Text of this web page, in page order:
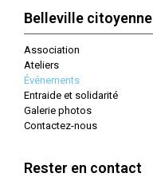
Belleville citoyenne
Association
Ateliers
Événements
Entraide et solidarité
Galerie photos
Contactez-nous
Rester en contact